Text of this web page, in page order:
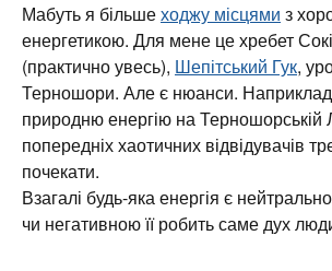
Мабуть я більшеходжу місцями з
енергетикою. Для мене це хребет
(практично увесь), Шепітський Гук,
Терношори. Але є нюанси.
природню енергію на Терношорській
попередніх хаотичних відвідувачів
почекати.
Взагалі будь-яка енергія є
чи негативною її робить саме дух